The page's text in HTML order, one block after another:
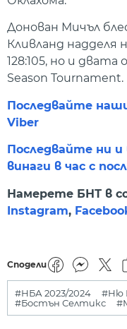
Донован Мичъл
Кливланд
128:105, но и
Season Tournament.
Последвайте
Viber
Последвайте ни и
винаги в час с
Намерете БНТ в
Instagram,
Сподели
#НБА 2023/2024
#Ню
#Бостън Селтикс